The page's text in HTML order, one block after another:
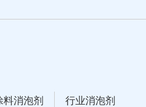
料消泡剂 行业消泡剂